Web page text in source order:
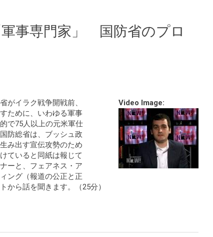
事専門家」 国防省のプロ
Video Image:
がイラク戦争開戦前、
ために、いわゆる軍事
で75人以上の元米軍仕
防総省は、ブッシュ政
み出す宣伝攻勢のため
ていると同紙は報じて
ーと、フェアネス・ア
ング（報道の公正と正
から話を聞きます。（25分）